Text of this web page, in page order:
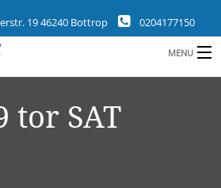
19 46240 Bottrop 0204177150
MENU
tor SAT